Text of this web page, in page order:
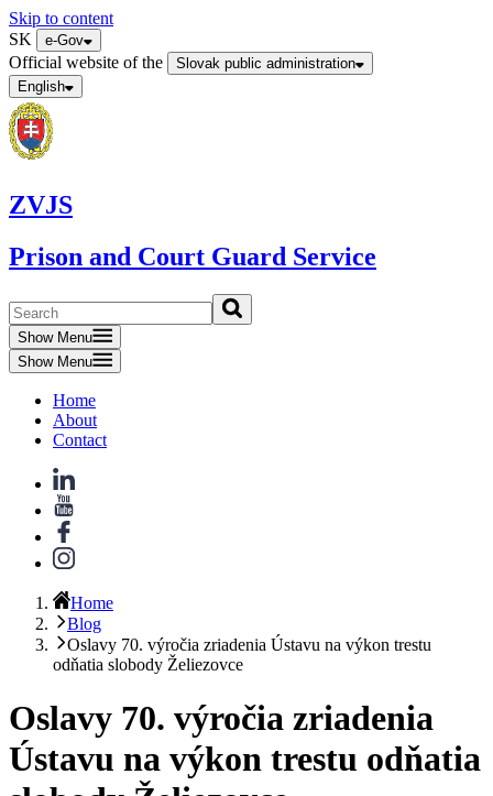
Skip to content
SK
e-Gov
Official website of the
Slovak public administration
English
ZVJS
Prison and Court Guard Service
Show Menu
Show Menu
Home
About
Contact
Home
Blog
Oslavy 70. výročia zriadenia Ústavu na výkon trestu
odňatia slobody Želiezovce
Oslavy 70. výročia zriadenia
Ústavu na výkon trestu odňatia